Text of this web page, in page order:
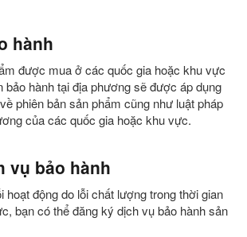
hành
được mua ở các quốc gia hoặc khu vực
bảo hành tại địa phương sẽ được áp dụng
phiên bản sản phẩm cũng như luật pháp
của các quốc gia hoặc khu vực.
vụ bảo hành
hoạt động do lỗi chất lượng trong thời gian
bạn có thể đăng ký dịch vụ bảo hành sản